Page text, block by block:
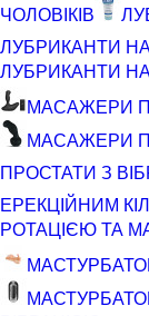
ЧОЛОВІКІВ
ЛУБРИКАНТИ
ЛУБРИКАНТИ
МАСАЖЕРИ
МАСАЖЕРИ
ПРОСТАТИ З
ЕРЕКЦІЙНИМ
РОТАЦІЄЮ ТА